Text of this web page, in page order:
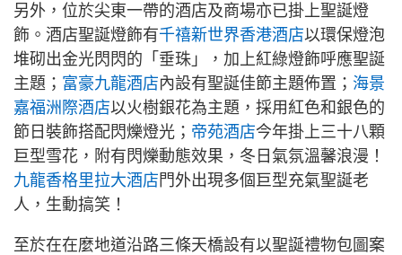
另外，位於尖東一帶的酒店及商場亦已掛上聖誕燈
飾。酒店聖誕燈飾有千禧新世界香港酒店以環保燈泡
堆砌出金光閃閃的「垂珠」，加上紅綠燈飾呼應聖誕
主題； 富豪九龍酒店內設有聖誕佳節主題佈置； 海景
嘉福洲際酒店以火樹銀花為主題，採用紅色和銀色的
節日裝飾搭配閃爍燈光； 帝苑酒店今年掛上三十八顆
巨型雪花，附有閃爍動態效果，冬日氣氛溫馨浪漫！
九龍香格里拉大酒店 門外出現多個巨型充氣聖誕老
人，生動搞笑！
至於在在麼地道沿路三條天橋設有以聖誕禮物包圖案